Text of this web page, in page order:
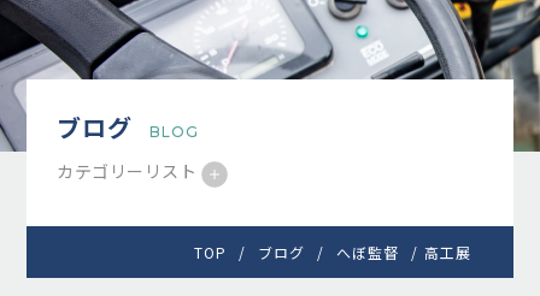
ブログ BLOG
カテゴリーリスト
TOP ブログ へぼ監督 高工展